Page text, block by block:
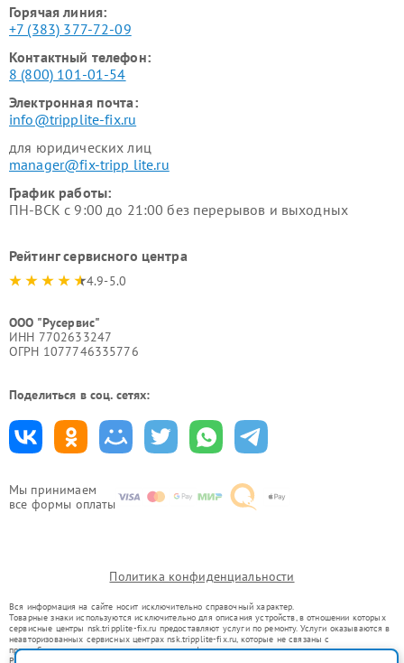
Мы принимаем
все формы оплаты
Горячая линия:
+7 (383) 377-72-09
Контактный телефон:
8 (800) 101-01-54
Электронная почта:
info@tripplite-fix.ru
для юридических лиц
manager@fix-tripp lite.ru
График работы:
ПН-ВСК с 9:00 до 21:00 без перерывов и выходных
Рейтинг сервисного центра
4.9-5.0
ООО "Русервис"
ИНН 7702633247
ОГРН 1077746335776
Поделиться в соц. сетях:
Политика конфиденциальности
Вся информация на сайте носит исключительно справочный характер.
Товарные знаки используются исключительно для описания устройств, в отношении которых
сервисные центры nsk.tripplite-fix.ru предоставляют услуги по ремонту. Услуги оказываются в
неавторизованных сервисных центрах nsk.tripplite-fix.ru, которые не связаны с
правообладателями товарных знаков или их официальными представителями.